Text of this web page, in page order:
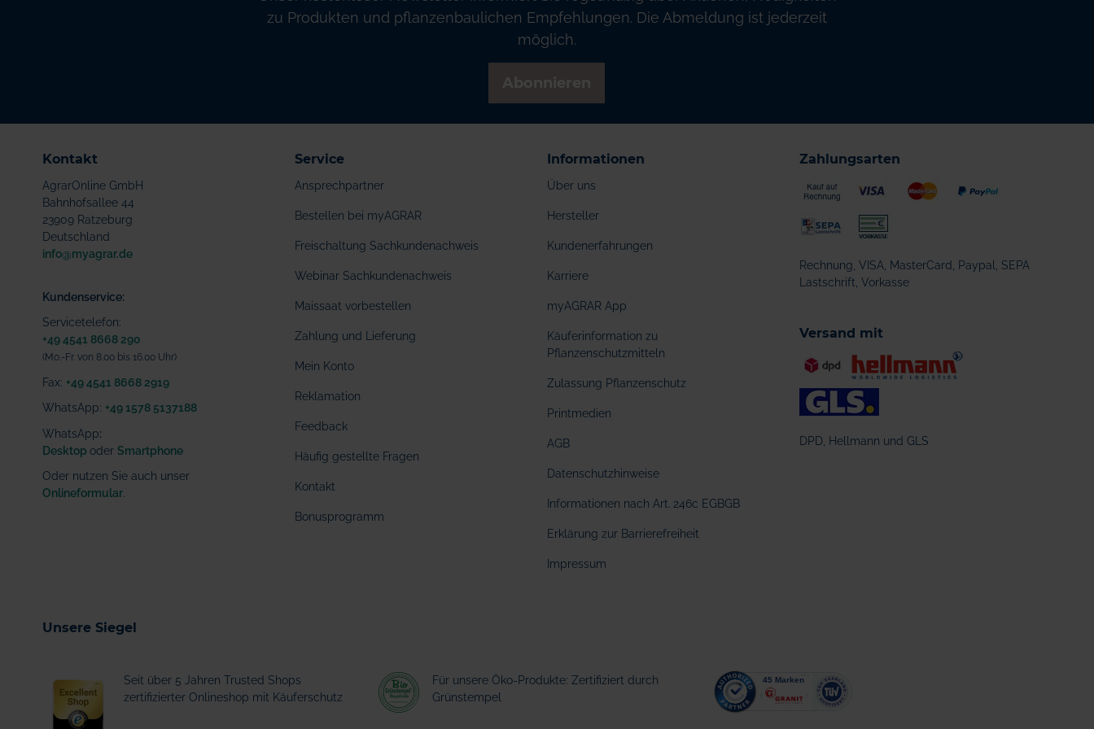
zu Produkten und pflanzenbaulichen Empfehlungen. Die Abmeldung ist jederzeit
möglich.
Kontakt
AgrarOnline GmbH
Bahnhofsallee 44
23909 Ratzeburg
Deutschland
info@myagrar.de
Kundenservice:
Servicetelefon:
+49 4541 8668 290
(Mo.-Fr. von 8.00 bis 16.00 Uhr)
Fax: +49 4541 8668 2919
WhatsApp: +49 1578 5137188
WhatsApp:
Desktop oder Smartphone
Oder nutzen Sie auch unser
Onlineformular
Service
Ansprechpartner
Bestellen bei myAGRAR
Freischaltung Sachkundenachweis
Webinar Sachkundenachweis
Maissaat vorbestellen
Zahlung und Lieferung
Mein Konto
Reklamation
Feedback
Häufig gestellte Fragen
Kontakt
Bonusprogramm
Informationen
Über uns
Hersteller
Kundenerfahrungen
Karriere
myAGRAR App
Käuferinformation zu
Pflanzenschutzmitteln
Zulassung Pflanzenschutz
Printmedien
AGB
Datenschutzhinweise
Informationen nach Art. 246c EGBGB
Erklärung zur Barrierefreiheit
Impressum
Zahlungsarten
Rechnung, VISA, MasterCard, Paypal, SEPA
Lastschrift, Vorkasse
Versand mit
DPD, Hellmann und GLS
Unsere Siegel
Seit über 5 Jahren Trusted Shops
zertifizierter Onlineshop mit Käuferschutz
Für unsere Öko-Produkte: Zertifiziert durch
Grünstempel